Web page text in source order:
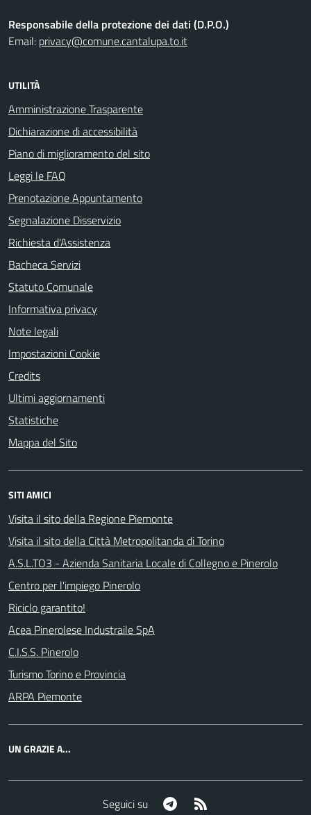
Responsabile della protezione dei dati (D.P.O.)
Email: privacy@comune.cantalupa.to.it
UTILITÀ
Amministrazione Trasparente
Dichiarazione di accessibilità
Piano di miglioramento del sito
Leggi le FAQ
Prenotazione Appuntamento
Segnalazione Disservizio
Richiesta d'Assistenza
Bacheca Servizi
Statuto Comunale
Informativa privacy
Note legali
Impostazioni Cookie
Credits
Ultimi aggiornamenti
Statistiche
Mappa del Sito
SITI AMICI
Visita il sito della Regione Piemonte
Visita il sito della Città Metropolitanda di Torino
A.S.L.TO3 - Azienda Sanitaria Locale di Collegno e Pinerolo
Centro per l'impiego Pinerolo
Riciclo garantito!
Acea Pinerolese Industraile SpA
C.I.S.S. Pinerolo
Turismo Torino e Provincia
ARPA Piemonte
UN GRAZIE A...
Seguici su Telegram